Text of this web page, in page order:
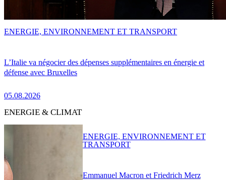
L’Italie va négocier des dépenses supplémentaires en énergie et
défense avec Bruxelles
05.08.2026
ENERGIE, ENVIRONNEMENT ET TRANSPORT
ENERGIE & CLIMAT
Emmanuel Macron et Friedrich Merz
ENERGIE, ENVIRONNEMENT ET
TRANSPORT